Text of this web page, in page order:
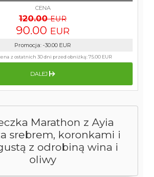
Marathon z Ayia
srebrem, koronkami i
z odrobiną wina i
oliwy
CENA
120.00 EUR
90.00 EUR
Promocja: -30.00 EUR
z ostatnich 30 dni przed obniżką:75.00 EUR
DALEJ